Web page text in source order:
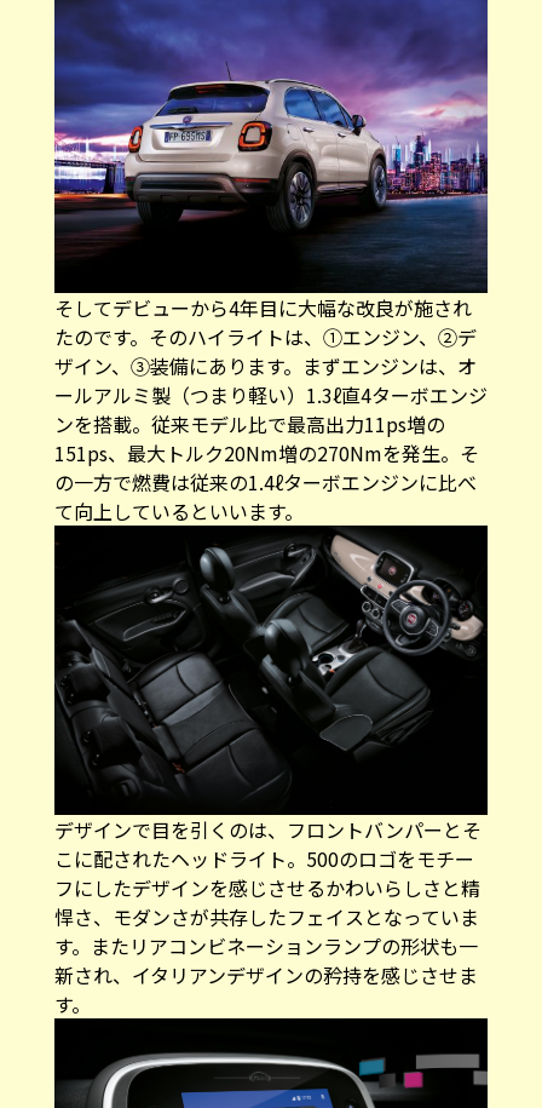
そしてデビューから4年目に大幅な改良が施され
たのです。そのハイライトは、①エンジン、②デ
ザイン、③装備にあります。まずエンジンは、オ
ールアルミ製（つまり軽い）1.3ℓ直4ターボエンジ
ンを搭載。従来モデル比で最高出力11ps増の
151ps、最大トルク20Nm増の270Nmを発生。そ
の一方で燃費は従来の1.4ℓターボエンジンに比べ
て向上しているといいます。
デザインで目を引くのは、フロントバンパーとそ
こに配されたヘッドライト。500のロゴをモチー
フにしたデザインを感じさせるかわいらしさと精
悍さ、モダンさが共存したフェイスとなっていま
す。またリアコンビネーションランプの形状も一
新され、イタリアンデザインの矜持を感じさせま
す。